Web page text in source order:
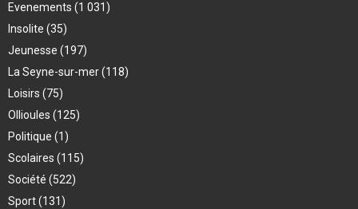
Evenements (1 031)
Insolite (35)
Jeunesse (197)
La Seyne-sur-mer(118)
Loisirs (75)
Ollioules (125)
Politique (1)
Scolaires (115)
Société (522)
Sport(131)